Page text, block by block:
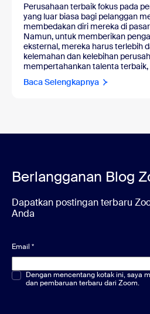
Perusahaan terbaik fokus pada
yang luar biasa bagi pelanggan
membedakan diri mereka di
Namun, untuk memberikan
eksternal, mereka harus terlebih
kelemahan dan kelebihan
mempertahankan talenta terbaik,
Baca Selengkapnya
Berlangganan Blog
Dapatkan postingan terbaru
Anda
Email *
Pilihan ganda atau tunggal*
Dengan mencentang kotak ini, saya
dan pembaruan terbaru dari Zoom.